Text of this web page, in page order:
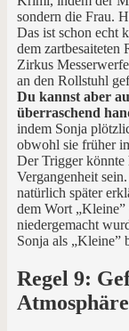
sondern die Frau.
Das ist schon echt
dem zartbesaiteten
Zirkus
an den Rollstuhl
Du kannst aber
überraschend
indem Sonja
obwohl sie früher
Der Trigger könnte
Vergangenheit
natürlich später
dem Wort
niedergemacht
Sonja als „Kleine”
Regel 9: